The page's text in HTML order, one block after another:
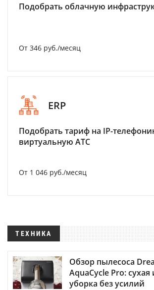
Подобрать облачную
От 346 руб./месяц
ERP
Подобрать тариф на IP-
виртуальную АТС
От 1 046 руб./месяц
ТЕХНИКА
Обзор пылесоса
AquaCycle Pro:
уборка без усилий